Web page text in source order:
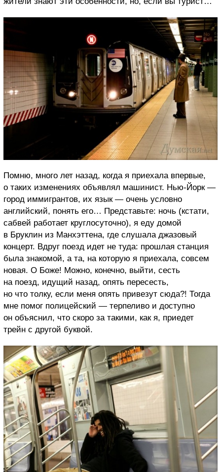
Помню, много лет назад, когда я приехала впервые,
о таких изменениях объявлял машинист. Нью-Йорк —
город иммигрантов, их язык — очень условно
английский, понять его… Представьте: ночь (кстати,
сабвей работает круглосуточно), я еду домой
в Бруклин из Манхэттена, где слушала джазовый
концерт. Вдруг поезд идет не туда: прошлая станция
была знакомой, а та, на которую я приехала, совсем
новая. О Боже! Можно, конечно, выйти, сесть
на поезд, идущий назад, опять пересесть,
но что толку, если меня опять привезут сюда?! Тогда
мне помог полицейский — терпеливо и доступно
он объяснил, что скоро за такими, как я, приедет
трейн с другой буквой.